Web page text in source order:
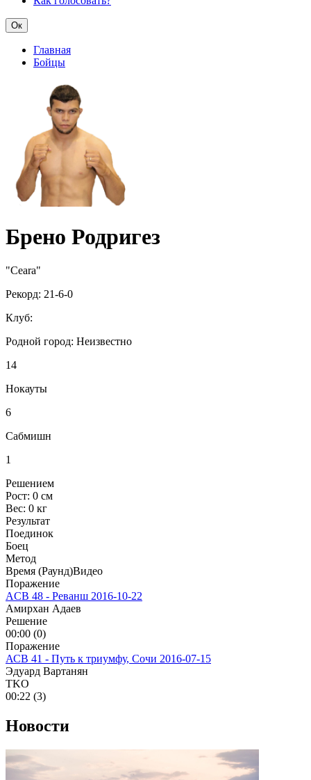
Ок
Главная
Бойцы
Брено Родригез
"Ceara"
Рекорд: 21-6-0
Клуб:
Родной город: Неизвестно
14
Нокауты
6
Сабмишн
1
Решением
Рост: 0 см
Вес: 0 кг
Результат
Поединок
Боец
Метод
Время (Раунд)Видео
Поражение
ACB 48 - Реванш 2016-10-22
Амирхан Адаев
Решение
00:00 (0)
Поражение
АСВ 41 - Путь к триумфу, Сочи 2016-07-15
Эдуард Вартанян
TKO
00:22 (3)
Новости